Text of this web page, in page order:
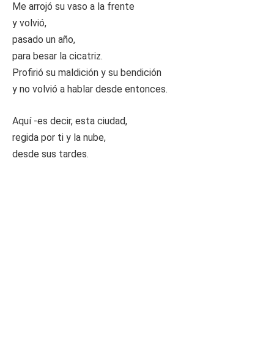
Me arrojó su vaso a la frente
y volvió,
pasado un año,
para besar la cicatriz.
Profirió su maldición y su bendición
y no volvió a hablar desde entonces.
Aquí -es decir, esta ciudad,
regida por ti y la nube,
desde sus tardes.